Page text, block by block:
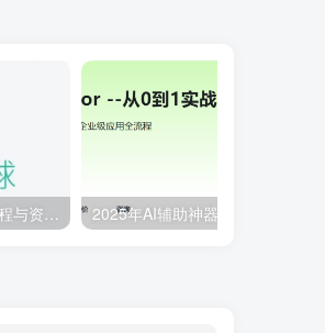
知识星球：300+付费课程与资料合集